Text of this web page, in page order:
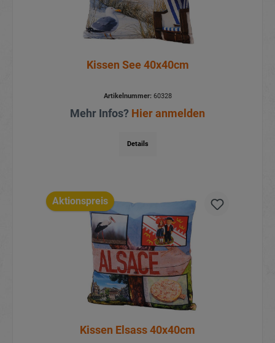
Kissen See 40x40cm
Artikelnummer:60328
Mehr Infos? Hier anmelden
Details
Aktionspreis
Kissen Elsass 40x40cm